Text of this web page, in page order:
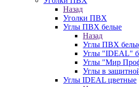
Назад
Уголки ПВХ
Углы ПВХ белые
Назад
Углы ПВХ
Углы "IDEAL"
Углы "Мир
Углы в
Углы IDEAL цветные